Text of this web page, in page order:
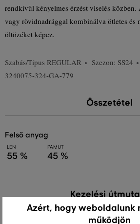
rendkívül kényelmes érzést viselés
vagy rövidnadrággal kombinálva ötletes és
öltözéket képez.
Szabás/Típus REGULAR Szezon: SS24
3240075-324-GA-779
Összetétel
felső anyag
LEN
55 %
PAMUT
45 %
Kezelési
Azért, hogy weboldalunk
működjön